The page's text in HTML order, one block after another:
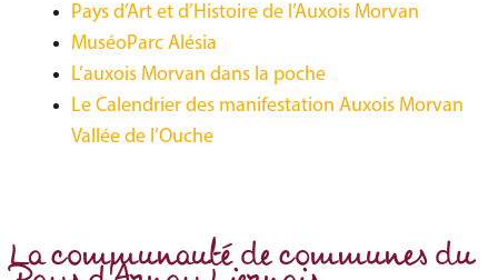
Pays d’Art et d’Histoire de l’Auxois Morvan
MuséoParc Alésia
L’auxois Morvan dans la poche
Le Calendrier des manifestation Auxois Morvan
Vallée de l’Ouche
La communauté de communes du